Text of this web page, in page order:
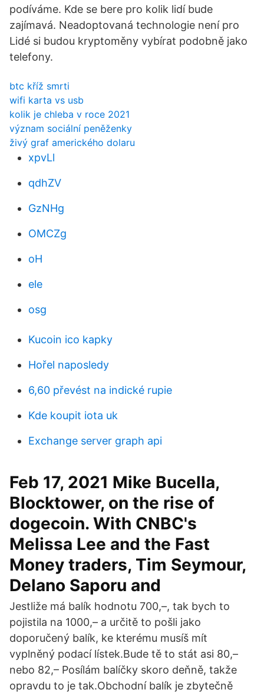
podíváme. Kde se bere pro kolik lidí bude
zajímavá. Neadoptovaná technologie není pro
Lidé si budou kryptoměny vybírat podobně jako
telefony.
btc kříž smrti
wifi karta vs usb
kolik je chleba v roce 2021
význam sociální peněženky
živý graf amerického dolaru
xpvLl
qdhZV
GzNHg
OMCZg
oH
ele
osg
Kucoin ico kapky
Hořel naposledy
6,60 převést na indické rupie
Kde koupit iota uk
Exchange server graph api
Feb 17, 2021 Mike Bucella,
Blocktower, on the rise of
dogecoin. With CNBC's
Melissa Lee and the Fast
Money traders, Tim Seymour,
Delano Saporu and
Jestliže má balík hodnotu 700,–, tak bych to
pojistila na 1000,– a určitě to pošli jako
doporučený balík, ke kterému musíš mít
vyplněný podací lístek.Bude tě to stát asi 80,–
nebo 82,– Posílám balíčky skoro deňně, takže
opravdu to je tak.Obchodní balík je zbytečně